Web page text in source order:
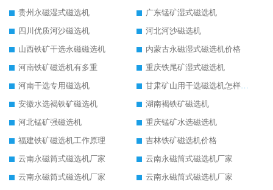
贵州永磁湿式磁选机
广东锰矿湿式磁选机
四川优质河沙磁选机
河北河沙磁选机
山西铁矿干选永磁磁选机
内蒙古永磁湿式磁选机价格
河南铁矿磁选机有多重
重庆铁尾矿湿式磁选机
河南干选专用磁选机
甘肃矿山用干选磁选机怎样调磁
安徽水选褐铁矿磁选机
湖南褐铁矿磁选机
河北锰矿强磁选机
重庆锰矿水选磁选机
福建铁矿磁选机工作原理
吉林铁矿磁选机价格
云南永磁筒式磁选机厂家
云南永磁筒式磁选机厂家
云南永磁筒式磁选机厂家
云南永磁筒式磁选机厂家